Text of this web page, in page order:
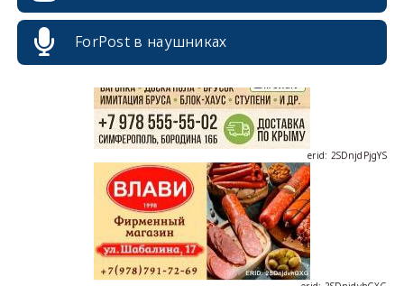
ForPost в наушниках
erid: 2SDnjdPjgYS
erid: 2SDnjdvhGXG